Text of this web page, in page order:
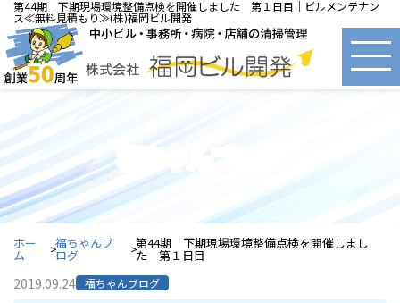
第44期 下期現場環境整備点検を開催しました 第１日目｜ビルメンテナン
ス≪無料見積もり≫(株)福岡ビル開発
福ちゃんブログ
ホー
ム
福ちゃんブ
ログ
第44期 下期現場環境整備点検を開催しまし
た 第１日目
2019.09.24 福ちゃんブログ